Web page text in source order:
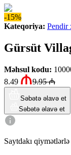
-15%
Kateqoriya: Pendir
Gürsüt
Məhsul kodu:
8.49
9.95₼
Səbətə əlavə et
Səbətə əlavə et
Saytdakı